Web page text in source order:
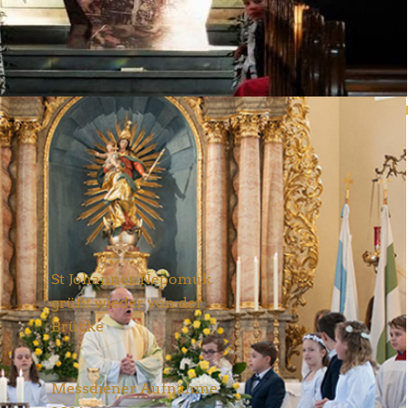
Neueste Nachrichten
St Johannes Nepomuk
grüßt wieder von der
Brücke
Aktuelles 28. Juni 2026
Messdiener Aufnahme